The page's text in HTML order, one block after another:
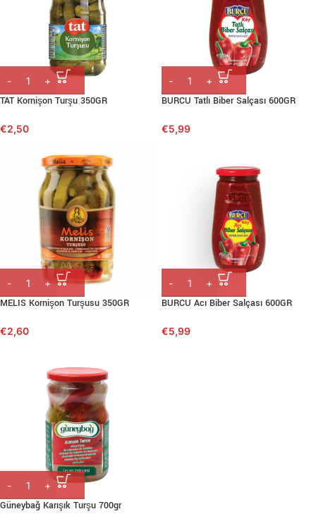
TAT Kornişon Turşu 350GR
€2,50
BURCU Tatlı Biber Salçası 600GR
€5,99
MELIS Kornişon Turşusu 350GR
€2,60
BURCU Acı Biber Salçası 600GR
€5,99
Güneybağ Karışık Turşu 700gr